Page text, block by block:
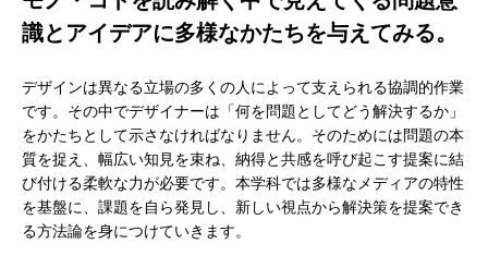
識とアイデアに多様なかたちを与えてみる。
デザインは異なる立場の多くの人によって支えられる協調的作業
です。その中でデザイナーは「何を問題としてどう解決するか」
をかたちとして示さなければなりません。そのためには問題の本
質を捉え、幅広い知見を束ね、納得と共感を呼び起こす提案に結
び付ける柔軟な力が必要です。本学科では多様なメディアの特性
を基盤に、課題を自ら発見し、新しい視点から解決策を提案でき
る方法論を身につけていきます。